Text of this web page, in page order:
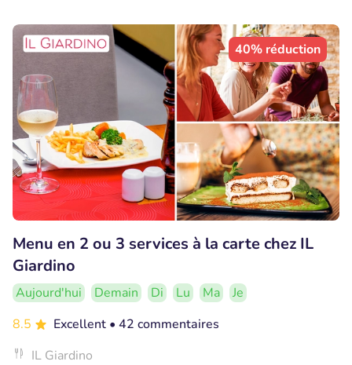
40% réduction
Menu en 2 ou 3 services à la carte chez IL
Giardino
Aujourd'hui Demain Di Lu Ma
Je
8.5
Excellent • 42 commentaires
IL Giardino